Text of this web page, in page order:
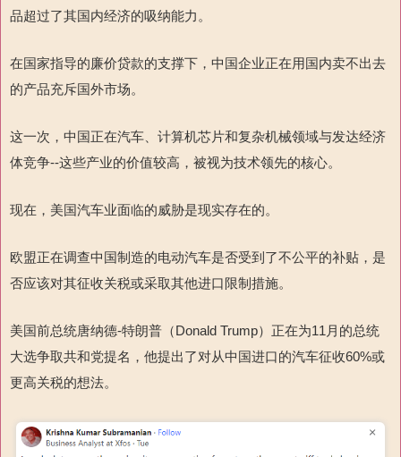
品超过了其国内经济的吸纳能力。
在国家指导的廉价贷款的支撑下，中国企业正在用国内卖不出去
的产品充斥国外市场。
这一次，中国正在汽车、计算机芯片和复杂机械领域与发达经济
体竞争--这些产业的价值较高，被视为技术领先的核心。
现在，美国汽车业面临的威胁是现实存在的。
欧盟正在调查中国制造的电动汽车是否受到了不公平的补贴，是
否应该对其征收关税或采取其他进口限制措施。
美国前总统唐纳德-特朗普（Donald Trump）正在为11 月的总统
大选争取共和党提名，他提出了对从中国进口的汽车征收60%或
更高关税的想法。